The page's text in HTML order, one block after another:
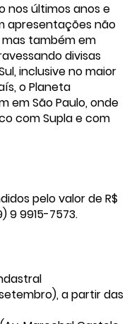
nos últimos anos e
apresentações não
também em
divisas
inclusive no maior
o Planeta
em São Paulo, onde
com Supla e com
pelo valor de R$
9 9915-7573.
a partir das